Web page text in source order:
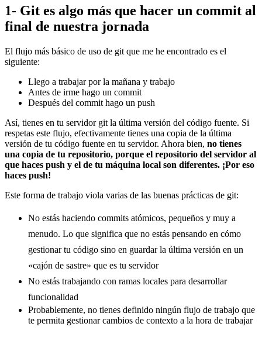
1- Git es algo más que hacer un commit al
final de nuestra jornada
El flujo más básico de uso de git que me he encontrado es el
siguiente:
Llego a trabajar por la mañana y trabajo
Antes de irme hago un commit
Después del commit hago un push
Así, tienes en tu servidor git la última versión del código fuente. Si
respetas este flujo, efectivamente tienes una copia de la última
versión de tu código fuente en tu servidor. Ahora bien, no tienes
una copia de tu repositorio, porque el repositorio del servidor al
que haces push y el de tu máquina local son diferentes. ¡Por eso
haces push!
Este forma de trabajo viola varias de las buenas prácticas de git:
No estás haciendo commits atómicos, pequeños y muy a
menudo. Lo que significa que no estás pensando en cómo
gestionar tu código sino en guardar la última versión en un
«cajón de sastre» que es tu servidor
No estás trabajando con ramas locales para desarrollar
funcionalidad
Probablemente, no tienes definido ningún flujo de trabajo que
te permita gestionar cambios de contexto a la hora de trabajar